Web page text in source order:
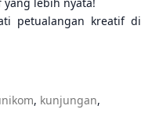
lebih nyata!
petualangan kreatif di
, kunjungan,